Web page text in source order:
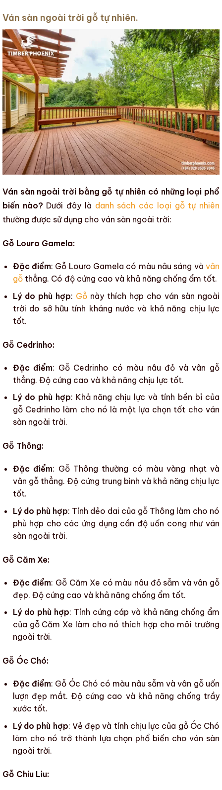
Ván sàn ngoài trời gỗ tự nhiên.
Ván sàn ngoài trời bằng gỗ tự nhiên có những loại phổ
biến nào? Dưới đây là danh sách các loại gỗ tự nhiên
thường được sử dụng cho ván sàn ngoài trời:
Gỗ Louro Gamela:
Đặc điểm: Gỗ Louro Gamela có màu nâu sáng vàvân
gỗthẳng. Có độ cứng cao và khả năng chống ẩm tốt.
Lý do phù hợp: Gỗnày thích hợp cho ván sàn ngoài
trời do sở hữu tính kháng nước và khả năng chịu lực
tốt.
Gỗ Cedrinho:
Đặc điểm: Gỗ Cedrinho có màu nâu đỏ và vân gỗ
thẳng. Độ cứng cao và khả năng chịu lực tốt.
Lý do phù hợp: Khả năng chịu lực và tính bền bỉ của
gỗ Cedrinho làm cho nó là một lựa chọn tốt cho ván
sàn ngoài trời.
Gỗ Thông:
Đặc điểm: Gỗ Thông thường có màu vàng nhạt và
vân gỗ thẳng. Độ cứng trung bình và khả năng chịu lực
tốt.
Lý do phù hợp: Tính dẻo dai của gỗ Thông làm cho nó
phù hợp cho các ứng dụng cần độ uốn cong như ván
sàn ngoài trời.
Gỗ Căm Xe:
Đặc điểm: Gỗ Căm Xe có màu nâu đỏ sẫm và vân gỗ
đẹp. Độ cứng cao và khả năng chống ẩm tốt.
Lý do phù hợp: Tính cứng cáp và khả năng chống ẩm
của gỗ Căm Xe làm cho nó thích hợp cho môi trường
ngoài trời.
Gỗ Óc Chó:
Đặc điểm: Gỗ Óc Chó có màu nâu sẫm và vân gỗ uốn
lượn đẹp mắt. Độ cứng cao và khả năng chống trầy
xước tốt.
Lý do phù hợp: Vẻ đẹp và tính chịu lực của gỗ Óc Chó
làm cho nó trở thành lựa chọn phổ biến chován sàn
ngoài trời.
Gỗ Chiu Liu: